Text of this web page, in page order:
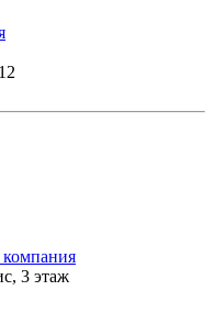
компания
3 этаж